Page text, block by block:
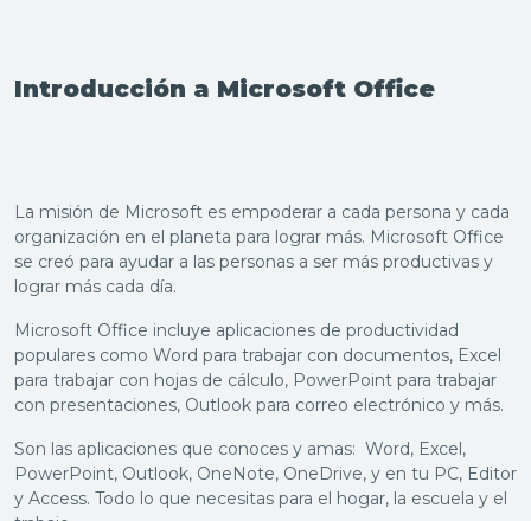
Introducción a Microsoft Office
La misión de Microsoft es empoderar a cada persona y cada
organización en el planeta para lograr más. Microsoft Office
se creó para ayudar a las personas a ser más productivas y
lograr más cada día.
Microsoft Office incluye aplicaciones de productividad
populares como Word para trabajar con documentos, Excel
para trabajar con hojas de cálculo, PowerPoint para trabajar
con presentaciones, Outlook para correo electrónico y más.
Son las aplicaciones que conoces y amas: Word, Excel,
PowerPoint, Outlook, OneNote, OneDrive, y en tu PC, Editor
y Access. Todo lo que necesitas para el hogar, la escuela y el